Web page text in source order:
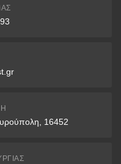
Mastercard
16452